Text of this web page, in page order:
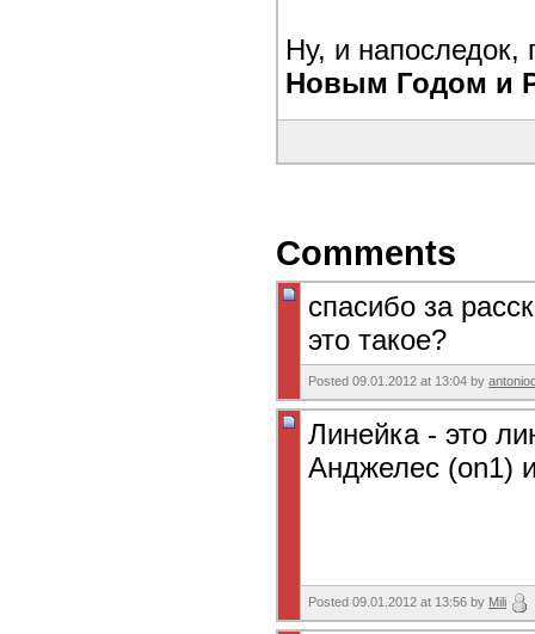
Ну, и
Новым Годом и
Comments
спасибо за
это такое?
Posted 09.01.2012 at 13:04 by
Линейка - это
Анджелес (on1)
Posted 09.01.2012 at 13:56 by Mili